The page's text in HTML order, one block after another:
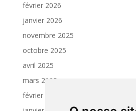
février 2026
janvier 2026
novembre 2025
octobre 2025
avril 2025
mars 2025
février 2025